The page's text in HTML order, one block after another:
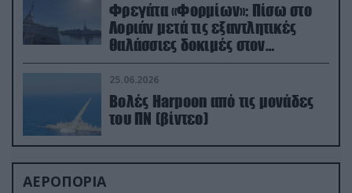
Φρεγάτα «Φορμίων»: Πίσω στο
Λοριάν μετά τις εξαντλητικές
θαλάσσιες δοκιμές στον
απαιτητικό Βισκαϊκό
25.06.2026
Βολές Harpoon από τις μονάδες
του ΠΝ (βίντεο)
ΑΕΡΟΠΟΡΙΑ